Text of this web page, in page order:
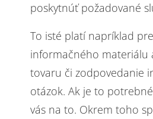
poskytnúť požadované
To isté platí napríklad
informačného materiálu
tovaru či zodpovedanie
otázok. Ak je to
vás na to. Okrem toho